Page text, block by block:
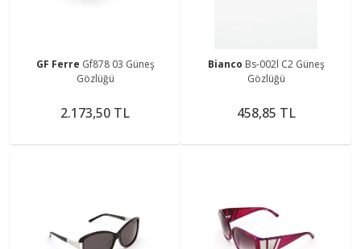
GF Ferre Gf878 03 Güneş
Gözlüğü
2.173,50 TL
Bianco Bs-002l C2 Güneş
Gözlüğü
458,85 TL